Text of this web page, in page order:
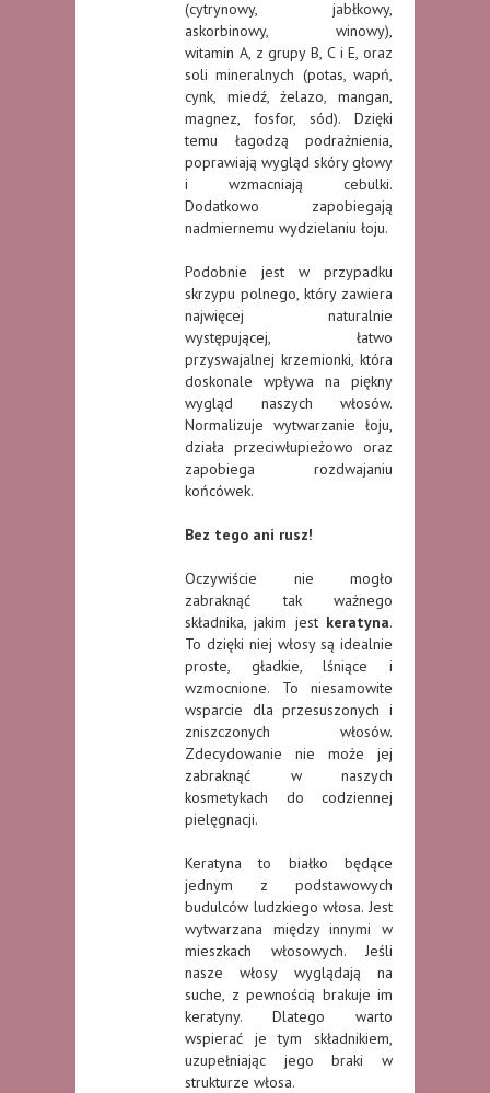
(cytrynowy, jabłkowy,
askorbinowy, winowy),
witamin A, z grupy B, C i E, oraz
soli mineralnych (potas, wapń,
cynk, miedź, żelazo, mangan,
magnez, fosfor, sód). Dzięki
temu łagodzą podrażnienia,
poprawiają wygląd skóry głowy
i wzmacniają cebulki.
Dodatkowo zapobiegają
nadmiernemu wydzielaniu łoju.
Podobnie jest w przypadku
skrzypu polnego, który zawiera
najwięcej naturalnie
występującej, łatwo
przyswajalnej krzemionki, która
doskonale wpływa na piękny
wygląd naszych włosów.
Normalizuje wytwarzanie łoju,
działa przeciwłupieżowo oraz
zapobiega rozdwajaniu
końcówek.
Bez tego ani rusz!
Oczywiście nie mogło
zabraknąć tak ważnego
składnika, jakim jest keratyna.
To dzięki niej włosy są idealnie
proste, gładkie, lśniące i
wzmocnione. To niesamowite
wsparcie dla przesuszonych i
zniszczonych włosów.
Zdecydowanie nie może jej
zabraknąć w naszych
kosmetykach do codziennej
pielęgnacji.
Keratyna to białko będące
jednym z podstawowych
budulców ludzkiego włosa. Jest
wytwarzana między innymi w
mieszkach włosowych. Jeśli
nasze włosy wyglądają na
suche, z pewnością brakuje im
keratyny. Dlatego warto
wspierać je tym składnikiem,
uzupełniając jego braki w
strukturze włosa.